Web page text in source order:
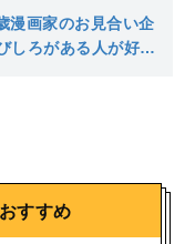
漫画家のお見合い企
しろがある人が好き
すすめ